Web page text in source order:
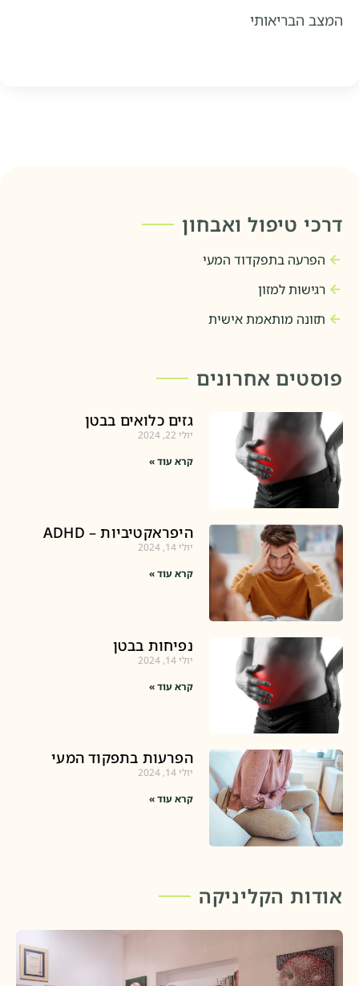
המצב הבריאותי
דרכי טיפול ואבחון
הפרעה בתפקדוד המעי
רגישות למזון
תזונה מותאמת אישית
פוסטים אחרונים
גזים כלואים בבטן
יולי 22, 2024
קרא עוד »
היפראקטיביות – ADHD
יולי 14, 2024
קרא עוד »
נפיחות בבטן
יולי 14, 2024
קרא עוד »
הפרעות בתפקוד המעי
יולי 14, 2024
קרא עוד »
אודות הקליניקה